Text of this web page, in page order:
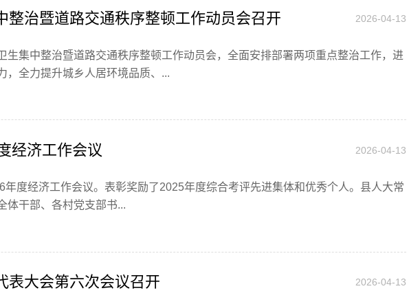
整治暨道路交通秩序整顿工作动员会召开 2026-04-13
生集中整治暨道路交通秩序整顿工作动员会，全面安排部署两项重点整治工作，进
，全力提升城乡人居环境品质、...
经济工作会议 2026-04-13
度经济工作会议。表彰奖励了2025年度综合考评先进集体和优秀个人。县人大常
体干部、各村党支部书...
表大会第六次会议召开 2026-04-13